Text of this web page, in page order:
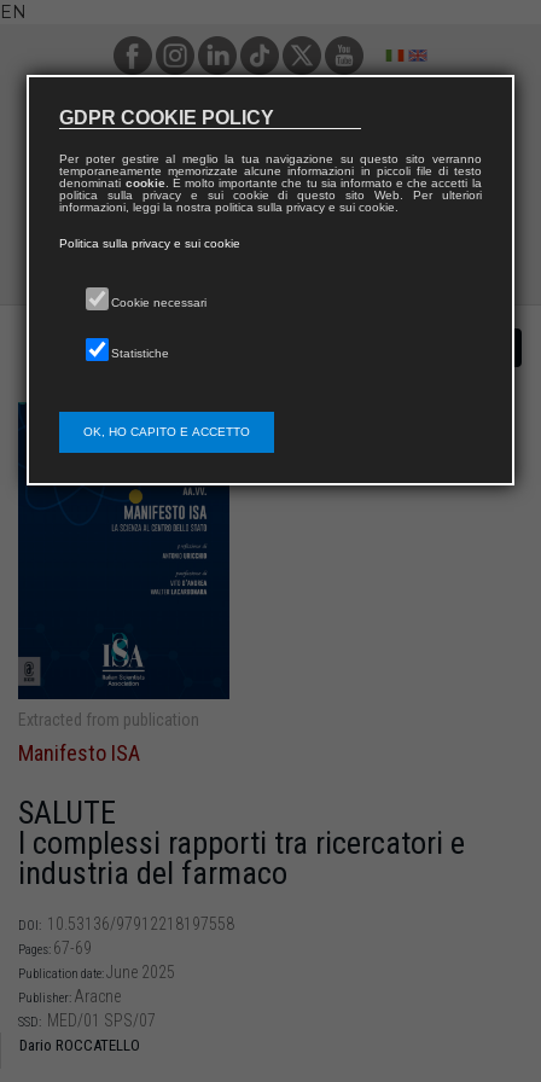
EN
Extracted from publication
Manifesto ISA
SALUTE
I complessi rapporti tra ricercatori e
industria del farmaco
DOI: 10.53136/97912218197558
Pages: 67-69
Publication date:June 2025
Publisher: Aracne
SSD: MED/01 SPS/07
Dario ROCCATELLO
GDPR COOKIE POLICY
Per poter gestire al meglio la tua navigazione su questo sito verranno
temporaneamente memorizzate alcune informazioni in piccoli file di testo
denominati cookie. È molto importante che tu sia informato e che accetti la
politica sulla privacy e sui cookie di questo sito Web. Per ulteriori
informazioni, leggi la nostra politica sulla privacy e sui cookie.
Politica sulla privacy e sui cookie
Cookie necessari
Statistiche
OK, HO CAPITO E ACCETTO